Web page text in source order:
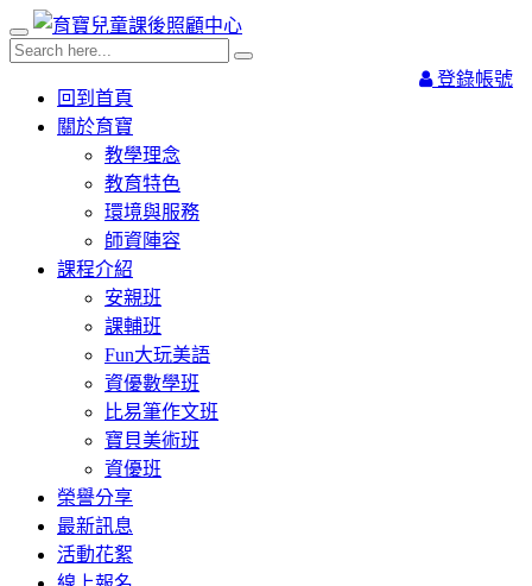
登錄帳號
回到首頁
關於育寶
教學理念
教育特色
環境與服務
師資陣容
課程介紹
安親班
課輔班
Fun大玩美語
資優數學班
比易筆作文班
寶貝美術班
資優班
榮譽分享
最新訊息
活動花絮